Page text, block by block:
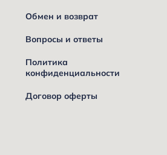
Обмен и возврат
Вопросы и ответы
Политика
конфиденциальности
Договор оферты